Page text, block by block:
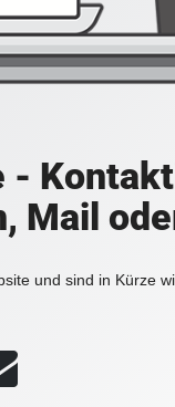
Mail
und sind in Kürze